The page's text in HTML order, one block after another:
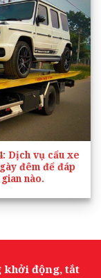
: Dịch vụ cẩu xe
đêm để đáp
nào.
khởi động, tắt